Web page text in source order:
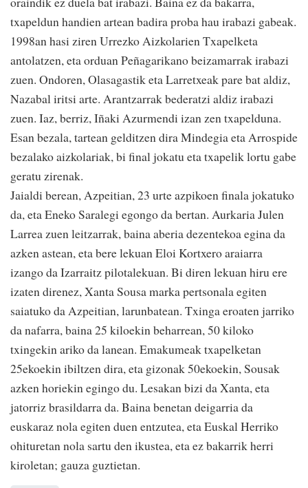
txapeldun handien artean badira proba hau irabazi gabeak.
1998an hasi ziren Urrezko Aizkolarien Txapelketa
antolatzen, eta orduan Peñagarikano beizamarrak irabazi
zuen. Ondoren, Olasagastik eta Larretxeak pare bat aldiz,
Nazabal iritsi arte. Arantzarrak bederatzi aldiz irabazi
zuen. Iaz, berriz, Iñaki Azurmendi izan zen txapelduna.
Esan bezala, tartean gelditzen dira Mindegia eta Arrospide
bezalako aizkolariak, bi final jokatu eta txapelik lortu gabe
geratu zirenak.
Jaialdi berean, Azpeitian, 23 urte azpikoen finala jokatuko
da, eta Eneko Saralegi egongo da bertan. Aurkaria Julen
Larrea zuen leitzarrak, baina aberia dezentekoa egina da
azken astean, eta bere lekuan Eloi Kortxero araiarra
izango da Izarraitz pilotalekuan. Bi diren lekuan hiru ere
izaten direnez, Xanta Sousa marka pertsonala egiten
saiatuko da Azpeitian, larunbatean. Txinga eroaten jarriko
da nafarra, baina 25 kiloekin beharrean, 50 kiloko
txingekin ariko da lanean. Emakumeak txapelketan
25ekoekin ibiltzen dira, eta gizonak 50ekoekin, Sousak
azken horiekin egingo du. Lesakan bizi da Xanta, eta
jatorriz brasildarra da. Baina benetan deigarria da
euskaraz nola egiten duen entzutea, eta Euskal Herriko
ohituretan nola sartu den ikustea, eta ez bakarrik herri
kiroletan; gauza guztietan.